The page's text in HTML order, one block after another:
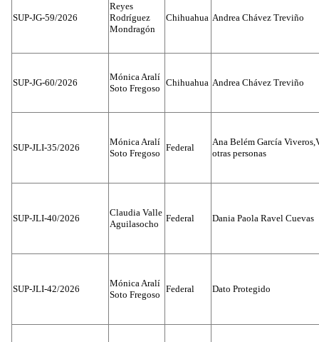
SUP-JG-59/2026
Reyes
Rodríguez
Mondragón
Chihuahua Andrea Chávez Treviño
SUP-JG-60/2026
Mónica Aralí
Soto Fregoso
Chihuahua Andrea Chávez Treviño
SUP-JLI-35/2026
Mónica Aralí
Soto Fregoso
Federal
Ana Belém García
otras personas
SUP-JLI-40/2026
Claudia Valle
Aguilasocho
Federal Dania Paola Ravel Cuevas
SUP-JLI-42/2026
Mónica Aralí
Soto Fregoso
Federal Dato Protegido